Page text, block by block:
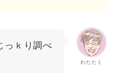
わたたく
っｋり調べ